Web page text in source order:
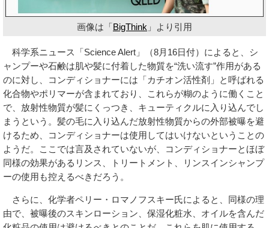
画像は「BigThink 」より引用
科学系ニュース「Science Alert」（8月16日付）によると、シ
ャンプーや石鹸は肌や髪に付着した物質を“洗い流す”作用がある
のに対し、コンディショナーには「カチオン活性剤」と呼ばれる
化合物やポリマーが含まれており、これらが糊のように働くこと
で、放射性物質が髪にくっつき、キューティクルに入り込んでし
まうという。髪の毛に入り込んだ放射性物質からの外部被曝を避
けるため、コンディショナーは使用してはいけないということの
ようだ。ここでは言及されていないが、コンディショナーとほぼ
同様の効果があるリンス、トリートメント、リンスインシャンプ
ーの使用も控えるべきだろう。
さらに、化学者ペリー・ロマノフスキー氏によると、同様の理
由で、被曝後のスキンローション、保湿化粧水、オイルを含んだ